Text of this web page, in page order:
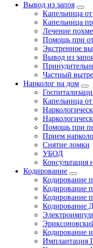
Вывод из запоя
Капельница от
Капельница
Лечение
Помощь при
Экстренное
Вывод из
Частный
Нарколог на дом
Капельница
Помощь при
Прием
Снятие ломки
УБОД
Консультация
Кодирование
Кодирование
Кодирование
Кодирование
Кодирование
Кодирование
Имплантация